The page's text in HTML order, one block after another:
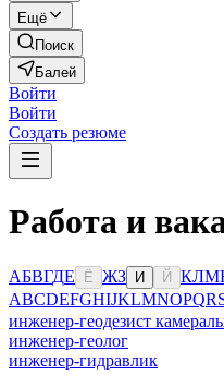
Ещё
Поиск
Балей
Войти
Войти
Создать резюме
Работа и
АБВГДЕ Ё ЖЗ И Й КЛМ
ABCDEFGHIJKLMNOPQR
инженер-геодезист
инженер-геолог
инженер-гидравлик